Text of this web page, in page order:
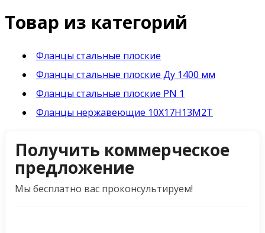
Товар из категорий
Фланцы стальные плоские
Фланцы стальные плоские Ду 1400 мм
Фланцы стальные плоские PN 1
Фланцы нержавеющие 10Х17Н13М2Т
Получить коммерческое
предложение
Мы бесплатно вас проконсультируем!